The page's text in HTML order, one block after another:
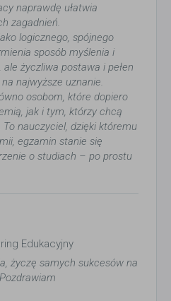
naprawdę ułatwia
zagadnień.
logicznego, spójnego
sposób myślenia i
życzliwa postawa i pełen
najwyższe uznanie.
osobom, które dopiero
jak i tym, którzy chcą
nauczyciel, dzięki któremu
egzamin stanie się
o studiach – po prostu
Edukacyjny
życzę samych sukcesów na